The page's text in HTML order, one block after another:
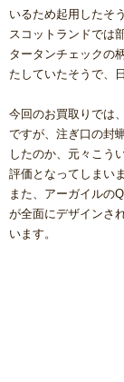
いるため起用したそ
スコットランドでは
タータンチェックの
たしていたそうで、
今回のお買取りでは
ですが、注ぎ口の封
したのか、元々こう
評価となってしまい
また、アーガイルの
が全面にデザインさ
います。